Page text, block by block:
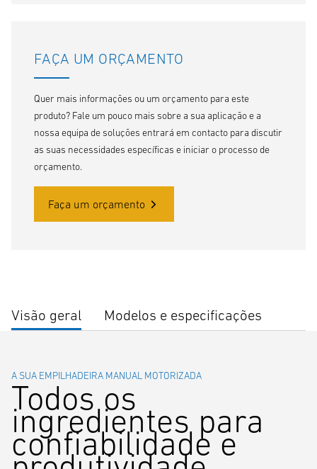
FAÇA UM ORÇAMENTO
Quer mais informações ou um orçamento para este
produto? Fale um pouco mais sobre a sua aplicação e a
nossa equipa de soluções entrará em contacto para discutir
as suas necessidades específicas e iniciar o processo de
orçamento.
Faça um orçamento
Visão geral Modelos e especificações
A SUA EMPILHADEIRA MANUAL MOTORIZADA
Todos os
ingredientes para
confiabilidade e